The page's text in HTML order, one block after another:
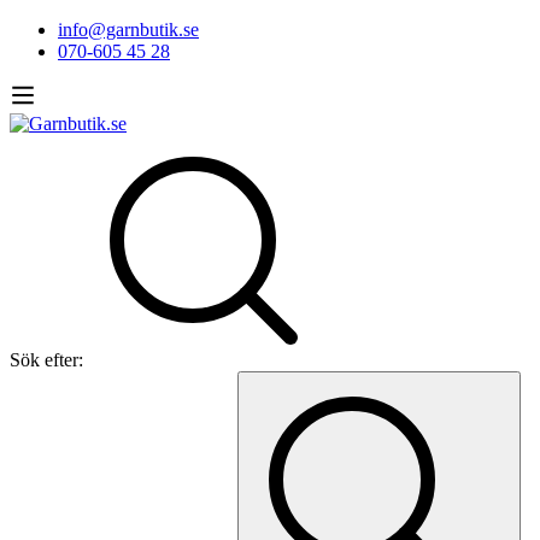
info@garnbutik.se
070-605 45 28
Sök efter: